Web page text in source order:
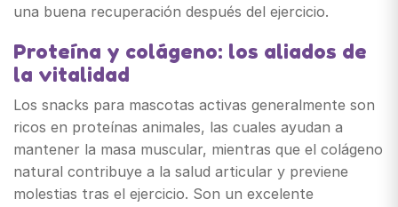
una buena recuperación después del ejercicio.
Proteína y colágeno: los aliados de
la vitalidad
Los snacks para mascotas activas generalmente son
ricos en proteínas animales, las cuales ayudan a
mantener la masa muscular, mientras que el colágeno
natural contribuye a la salud articular y previene
molestias tras el ejercicio. Son un excelente